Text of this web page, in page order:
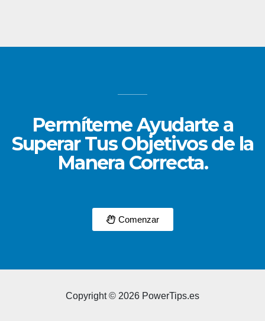
Permíteme Ayudarte a
Superar Tus Objetivos de la
Manera Correcta.
Comenzar
Copyright © 2026 PowerTips.es